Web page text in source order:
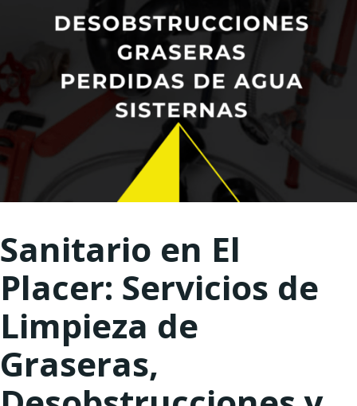
Sanitario en El
Placer: Servicios de
Limpieza de
Graseras,